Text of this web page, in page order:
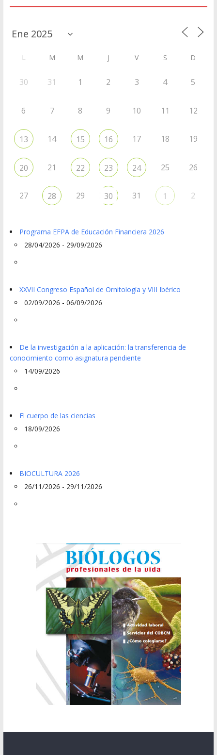
L M M J V S D
30 31 1 2 3 4 5
6 7 8 9 10 11 12
13 14 15 16 17 18 19
20 21 22 23 24 25 26
27 28 29 30 31 1 2
Programa EFPA de Educación Financiera 2026
28/04/2026 - 29/09/2026
XXVII Congreso Español de Ornitología y VIII Ibérico
02/09/2026 - 06/09/2026
De la investigación a la aplicación: la transferencia de
conocimiento como asignatura pendiente
14/09/2026
El cuerpo de las ciencias
18/09/2026
BIOCULTURA 2026
26/11/2026 - 29/11/2026